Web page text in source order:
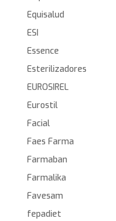
Equisalud
ESI
Essence
Esterilizadores
EUROSIREL
Eurostil
Facial
Faes Farma
Farmaban
Farmalika
Favesam
fepadiet